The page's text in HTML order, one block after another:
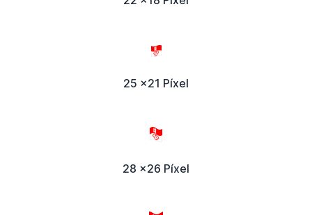
25 x21 Píxel
28 x26 Píxel